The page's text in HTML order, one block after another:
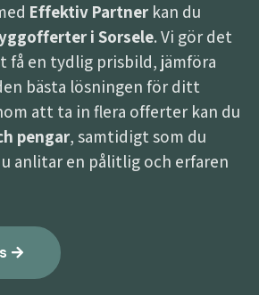
Effektiv Partner kan du
i Sorsele. Vi gör det
få en tydlig prisbild, jämföra
bästa lösningen för ditt
att ta in flera offerter kan du
pengar, samtidigt som du
anlitar en pålitlig och erfaren